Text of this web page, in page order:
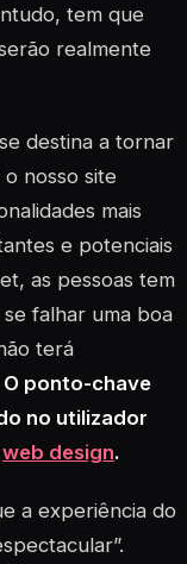
tem que
realmente
se destina a tornar
o nosso site
mais
e potenciais
as pessoas tem
falhar uma boa
terá
O ponto-chave
no utilizador
web design.
a experiência do